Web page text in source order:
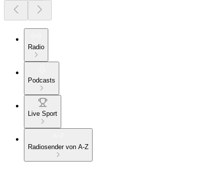
Radio
Podcasts
Live Sport
Radiosender von A-Z